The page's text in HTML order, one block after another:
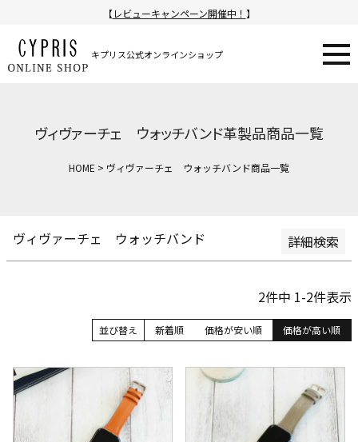
【レビューキャンペーン開催中！ 】
キプリス公式オンラインショップ
ヴィヴァーチェ ウォッチバンド革製品商品一覧
HOME ヴィヴァーチェ ウォッチバンド商品一覧
ヴィヴァーチェ ウォッチバンド 詳細検索
登録順
価格が安い順
価格が高い順
並び替え 価格が安い順 価格が高い順
新着順
2件中 1-2件表示